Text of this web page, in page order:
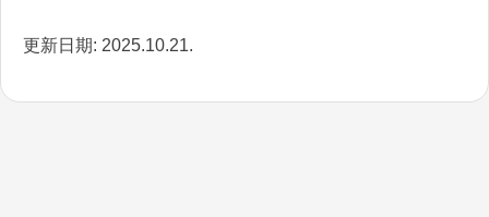
更新日期: 2025.10.21.